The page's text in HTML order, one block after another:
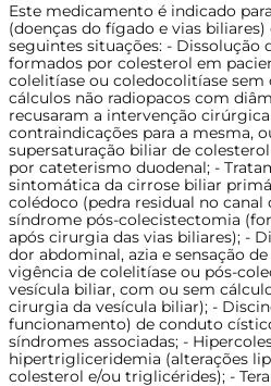
Este medicamento é indicado
(doenças do fígado e vias
seguintes situações: - Dissolução
formados por colesterol em
colelitíase ou coledocolitíase
cálculos não radiopacos com
recusaram a intervenção
contraindicações para a mesma,
supersaturação biliar de
por cateterismo duodenal; -
sintomática da cirrose biliar
colédoco (pedra residual no canal
síndrome pós-colecistectomia
após cirurgia das vias biliares); -
dor abdominal, azia e sensação
vigência de colelitíase ou pós-
vesícula biliar, com ou sem
cirurgia da vesícula biliar); -
funcionamento) de conduto
síndromes associadas; -
hipertrigliceridemia (alterações
colesterol e/ou triglicérides); -